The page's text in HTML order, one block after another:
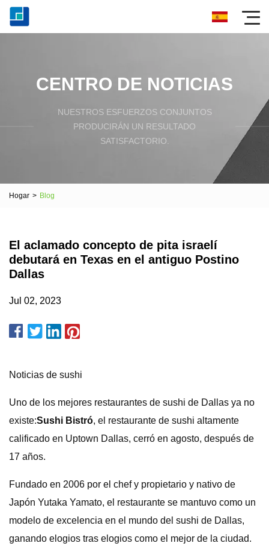
CENTRO DE NOTICIAS
NUESTROS ESFUERZOS CONJUNTOS
PRODUCIRÁN UN RESULTADO
SATISFACTORIO.
Hogar > Blog
El aclamado concepto de pita israelí
debutará en Texas en el antiguo Postino
Dallas
Jul 02, 2023
Noticias de sushi
Uno de los mejores restaurantes de sushi de Dallas ya no
existe:Sushi Bistró, el restaurante de sushi altamente
calificado en Uptown Dallas, cerró en agosto, después de
17 años.
Fundado en 2006 por el chef y propietario y nativo de
Japón Yutaka Yamato, el restaurante se mantuvo como un
modelo de excelencia en el mundo del sushi de Dallas,
ganando elogios tras elogios como el mejor de la ciudad.